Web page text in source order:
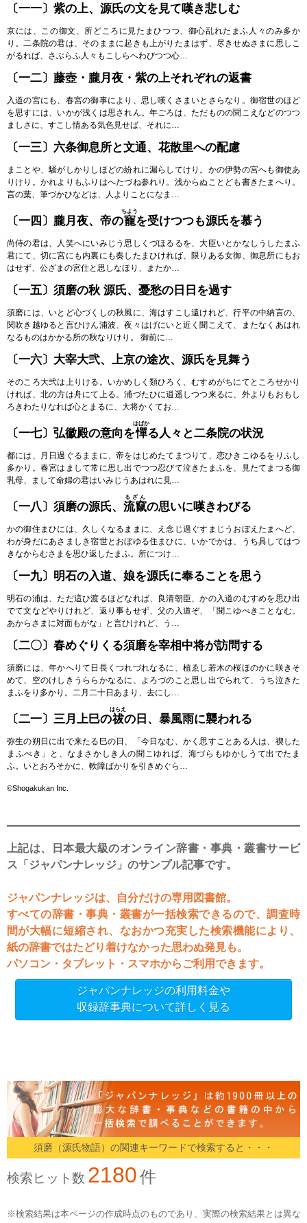
〔一一〕紫の上、源氏の文を見て嘆き悲しむ
京には、この御文、所どころに見たまひつつ、御心乱れたまふ人々のみ多か
り。二条院の君は、そのままに起きも上がりたまはず、尽きせぬさまに思しこ
がるれば、さぶらふ人々もこしらへわびつつ心…
〔一二〕藤壺・朧月夜・紫の上それぞれの返書
入道の宮にも、春宮の御事により、思し嘆くさまいとさらなり。御宿世のほど
を思すには、いかが浅くは思されん。年ごろは、ただものの聞こえなどのつつ
ましさに、すこし情ある気色見せば、それに…
〔一三〕六条御息所と文通、花散里への配慮
まことや、騒がしかりしほどの紛れに漏らしてけり。かの伊勢の宮へも御使あ
りけり。かれよりもふりはへたづね参れり。浅からぬことども書きたまへり。
言の葉、筆づかひなどは、人よりことになま…
〔一四〕朧月夜、帝の寵
ちよう
を受けつつも源氏を慕う
尚侍の君は、人笑へにいみじう思しくづほるるを、大臣いとかなしうしたまふ
君にて、切に宮にも内裏にも奏したまひければ、限りある女御、御息所にもお
はせず、公ざまの宮仕と思しなほり、またか…
〔一五〕須磨の秋 源氏、憂愁の日日を過す
須磨には、いとど心づくしの秋風に、海はすこし遠けれど、行平の中納言の、
関吹き越ゆると言ひけん浦波、夜々はげにいと近く聞こえて、またなくあはれ
なるものはかかる所の秋なりけり。 御前に…
〔一六〕大宰大弐、上京の途次、源氏を見舞う
そのころ大弐は上りける。いかめしく類ひろく、むすめがちにてところせかり
ければ、北の方は舟にて上る。浦づたひに逍遥しつつ来るに、外よりもおもし
ろきわたりなれば心とまるに、大将かくてお…
〔一七〕弘徽殿の意向を憚
はばか
る人々と二条院の状況
都には、月日過ぐるままに、帝をはじめたてまつりて、恋ひきこゆるをりふし
多かり。春宮はまして常に思し出でつつ忍びて泣きたまふを、見たてまつる御
乳母、まして命婦の君はいみじうあはれに見…
〔一八〕須磨の源氏、 流竄
るざん
の思いに嘆きわびる
かの御住まひには、久しくなるままに、え念じ過ぐすまじうおぼえたまへど、
わが身だにあさましき宿世とおぼゆる住まひに、いかでかは、うち具してはつ
きなからむさまを思ひ返したまふ。所につけ…
〔一九〕明石の入道、娘を源氏に奉ることを思う
明石の浦は、ただ這ひ渡るほどなれば、良清朝臣、かの入道のむすめを思ひ出
でて文などやりけれど、返り事もせず、父の入道ぞ、「聞こゆべきことなむ。
あからさまに対面もがな」と言ひけれど、う…
〔二〇〕春めぐりくる須磨を宰相中将が訪問する
須磨には、年かへりて日長くつれづれなるに、植ゑし若木の桜ほのかに咲きそ
めて、空のけしきうららかなるに、よろづのこと思し出でられて、うち泣きた
まふをり多かり。二月二十日あまり、去にし…
〔二一〕三月上巳の祓
はらえ
の日、暴風雨に襲われる
弥生の朔日に出で来たる巳の日、「今日なむ、かく思すことある人は、禊した
まふべき」と、なまさかしき人の聞こゆれば、海づらもゆかしうて出でたま
ふ。いとおろそかに、軟障ばかりを引きめぐら…
©Shogakukan Inc.
上記は、日本最大級のオンライン辞書・事典・叢書サービ
ス「ジャパンナレッジ」のサンプル記事です。
ジャパンナレッジは、自分だけの専用図書館。
すべての辞書・事典・叢書が一括検索できるので、調査時
間が大幅に短縮され、なおかつ充実した検索機能により、
紙の辞書ではたどり着けなかった思わぬ発見も。
パソコン・タブレット・スマホからご利用できます。
ジャパンナレッジの利用料金や
収録辞事典について詳しく見る
須磨（源氏物語）の関連キーワードで検索すると・・・
検索ヒット数 2180件
※検索結果は本ページの作成時点のものであり、実際の検索結果とは異な